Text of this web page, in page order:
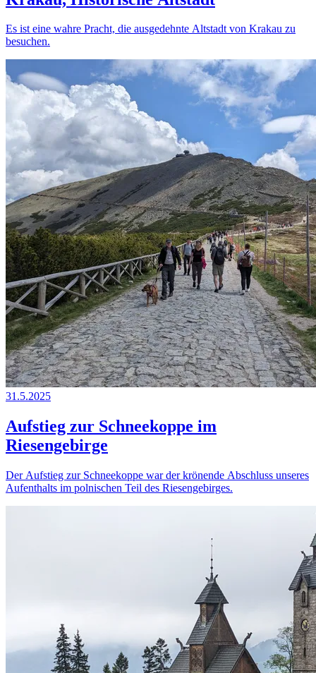
Es ist eine wahre Pracht, die ausgedehnte Altstadt von Krakau zu
besuchen.
31.5.2025
Aufstieg zur Schneekoppe im
Riesengebirge
Der Aufstieg zur Schneekoppe war der krönende Abschluss unseres
Aufenthalts im polnischen Teil des Riesengebirges.